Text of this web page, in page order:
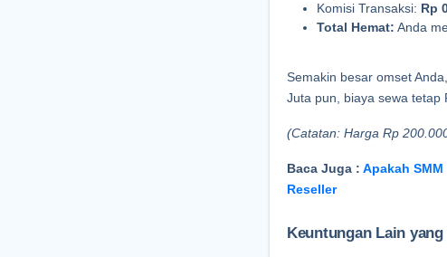
Komisi Transaksi: Rp
Total Hemat: Anda
Semakin besar omset
Juta pun, biaya sewa tetap
(Catatan: Harga Rp
Baca Juga : Apakah
Reseller
Keuntungan Lain